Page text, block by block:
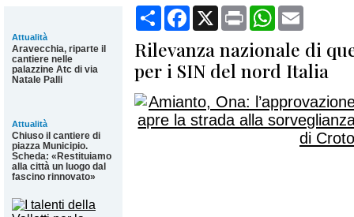
Attualità
Aravecchia, riparte il
cantiere nelle
palazzine Atc di via
Natale Palli
Attualità
Chiuso il cantiere di
piazza Municipio.
Scheda: «Restituiamo
alla città un luogo dal
fascino rinnovato»
CondividiFacebook
X Print WhatsApp
Rilevanza nazionale di
per i SIN del nord Italia